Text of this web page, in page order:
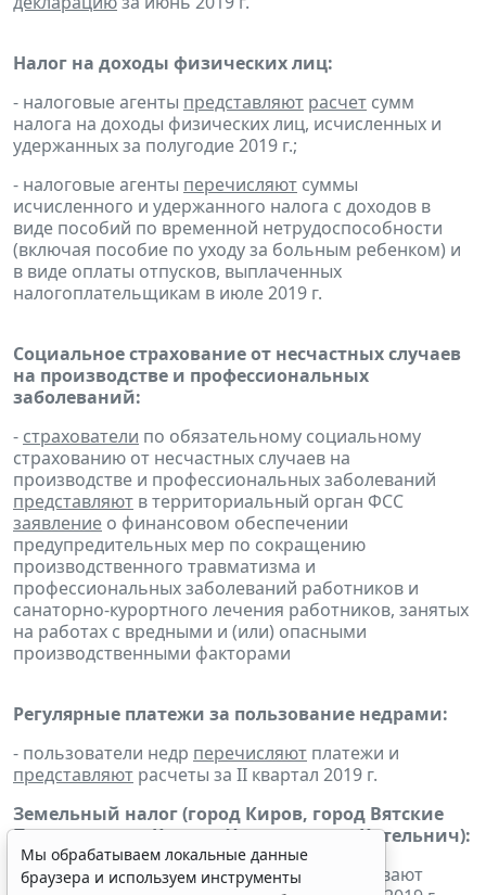
Налог на доходы физических лиц:
- налоговые агенты представляют расчет сумм
налога на доходы физических лиц, исчисленных и
удержанных за полугодие 2019 г.;
- налоговые агенты перечисляют суммы
исчисленного и удержанного налога с доходов в
виде пособий по временной нетрудоспособности
(включая пособие по уходу за больным ребенком) и
в виде оплаты отпусков, выплаченных
налогоплательщикам в июле 2019 г.
Социальное страхование от несчастных случаев
на производстве и профессиональных
заболеваний:
- страхователи по обязательному социальному
страхованию от несчастных случаев на
производстве и профессиональных заболеваний
представляют в территориальный орган ФСС
заявление о финансовом обеспечении
предупредительных мер по сокращению
производственного травматизма и
профессиональных заболеваний работников и
санаторно-курортного лечения работников, занятых
на работах с вредными и (или) опасными
производственными факторами
Регулярные платежи за пользование недрами:
- пользователи недр перечисляют платежи и
представляют расчеты за II квартал 2019 г.
Земельный налог (город Киров, город Вятские
Поляны, город Кирово-Чепецк, город Котельнич):
- налогоплательщики-организации уплачивают
Мы обрабатываем локальные данные
браузера и используем инструменты